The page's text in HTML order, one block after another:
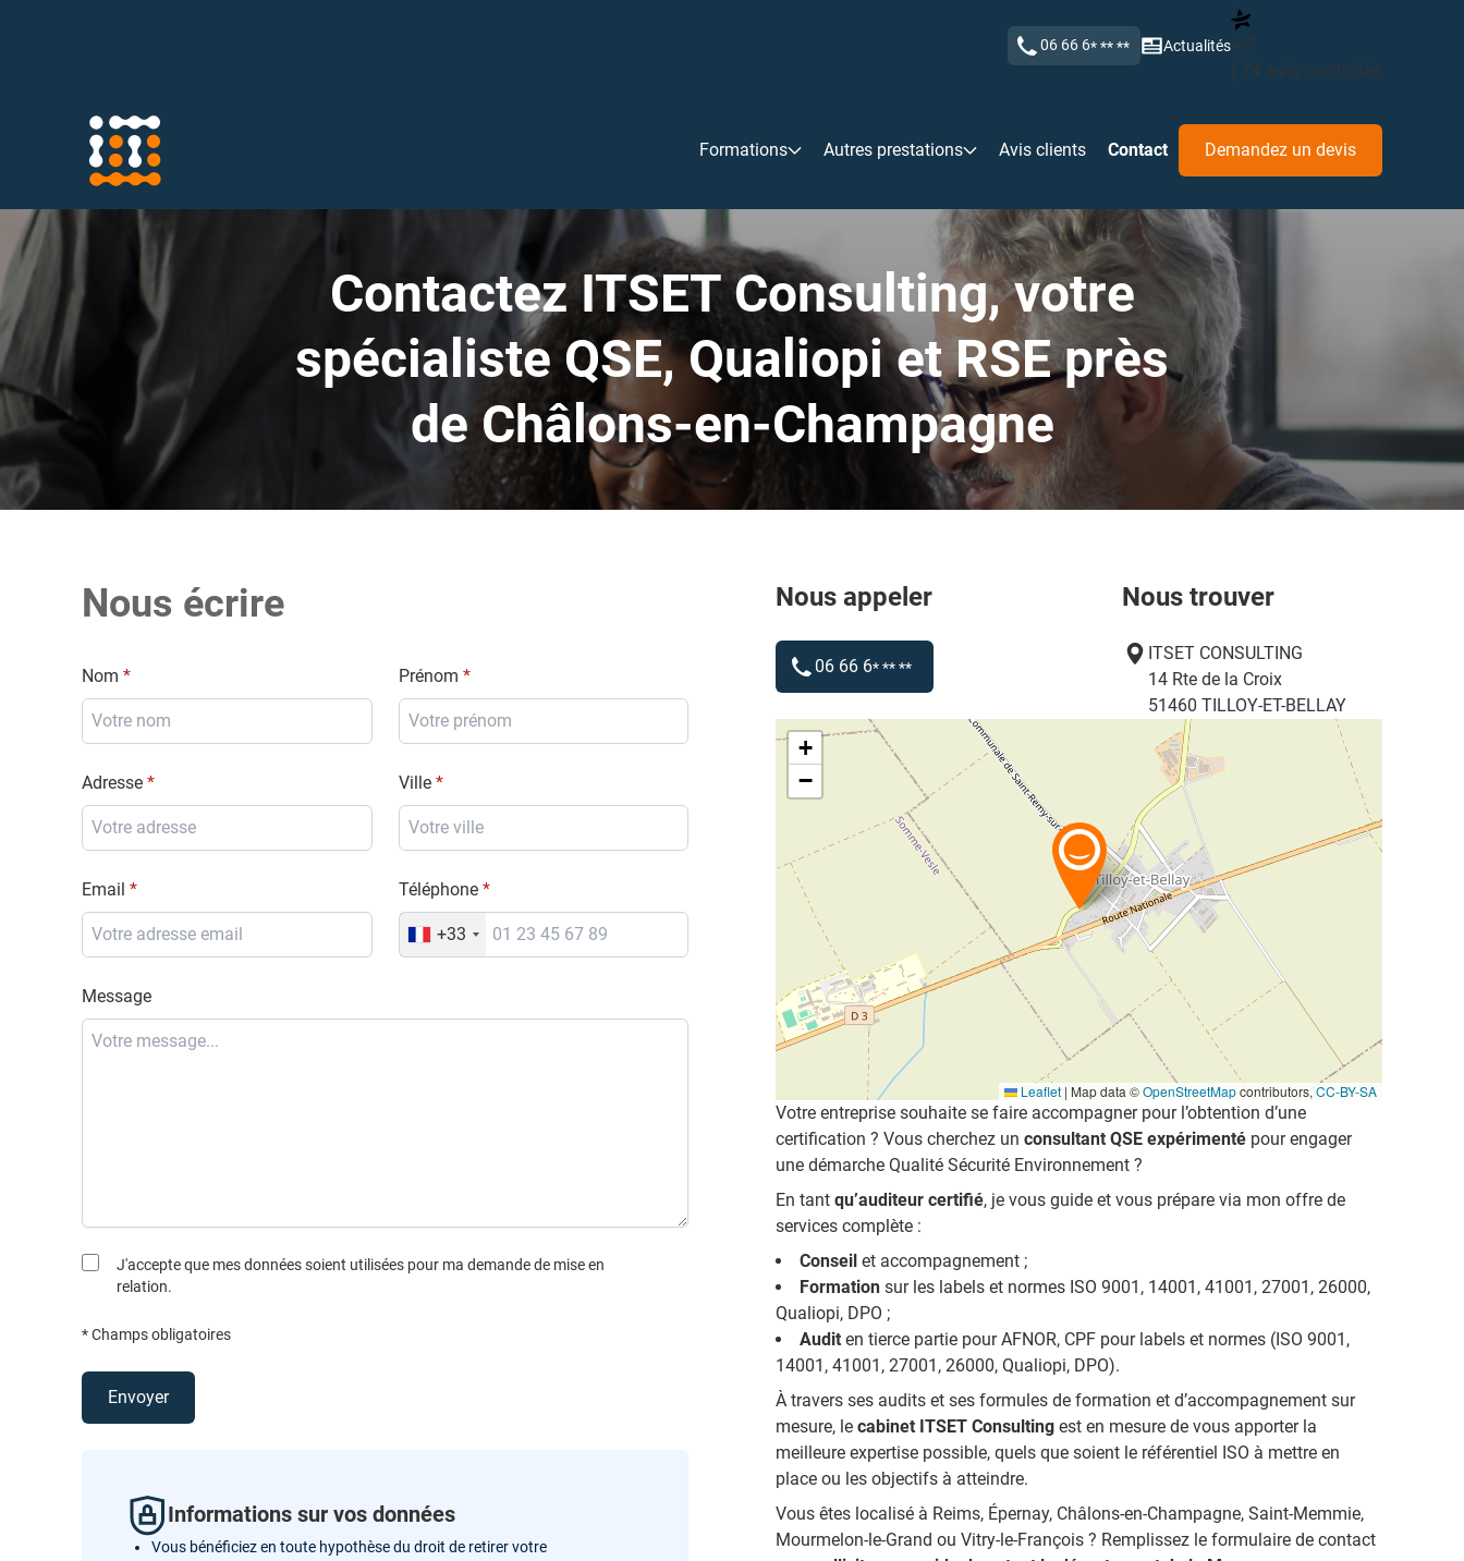
06 66 6* ** ** Actualités4,9
| 74 avis contrôlés
Formations Autres prestations Avis clients Contact Demandez un devis
Contactez ITSET Consulting, votre
spécialiste QSE, Qualiopi et RSE près
de Châlons-en-Champagne
Nous écrire
Nom Prénom
Adresse Ville
Email Téléphone
+33
Message
J'accepte que mes données soient utilisées pour ma demande de mise en
relation.
* Champs obligatoires
Envoyer
Informations sur vos données
Vous bénéficiez en toute hypothèse du droit de retirer votre
Nous appeler
06 66 6* ** **
Nous trouver
ITSET CONSULTING
14 Rte de la Croix
51460 TILLOY-ET-BELLAY
+
−
Leaflet | Map data ©OpenStreetMapcontributors, CC-BY-SA
Votre entreprise souhaite se faire accompagner pour l’obtention d’une
certification ? Vous cherchez un consultant QSE expérimenté pour engager
une démarche Qualité Sécurité Environnement ?
En tant qu’auditeur certifié, je vous guide et vous prépare via mon offre de
services complète :
Conseil et accompagnement ;
Formation sur les labels et normes ISO 9001, 14001, 41001, 27001, 26000,
Qualiopi, DPO ;
Audit en tierce partie pour AFNOR, CPF pour labels et normes (ISO 9001,
14001, 41001, 27001, 26000, Qualiopi, DPO).
À travers ses audits et ses formules de formation et d’accompagnement sur
mesure, le cabinet ITSET Consulting est en mesure de vous apporter la
meilleure expertise possible, quels que soient le référentiel ISO à mettre en
place ou les objectifs à atteindre.
Vous êtes localisé à Reims, Épernay, Châlons-en-Champagne, Saint-Memmie,
Mourmelon-le-Grand ou Vitry-le-François ? Remplissez le formulaire de contact